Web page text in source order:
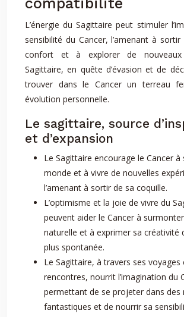
L’énergie du Sagittaire peut stimuler
sensibilité du Cancer, l’amenant à
confort et à explorer de nouveaux
Sagittaire, en quête d’évasion et de
trouver dans le Cancer un terreau
évolution personnelle.
Le sagittaire, source
et d’expansion
Le Sagittaire encourage le Cancer à
monde et à vivre de nouvelles
l’amenant à sortir de sa coquille.
L’optimisme et la joie de vivre du
peuvent aider le Cancer à
naturelle et à exprimer sa créativité
plus spontanée.
Le Sagittaire, à travers ses voyages
rencontres, nourrit l’imagination du
permettant de se projeter dans des
fantastiques et de nourrir sa